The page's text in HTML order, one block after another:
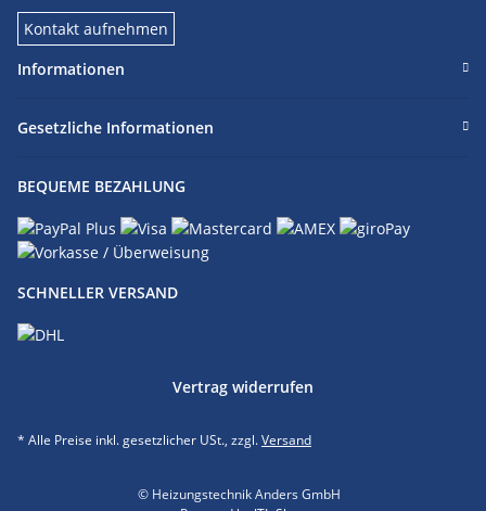
Kontakt aufnehmen
Informationen
Gesetzliche Informationen
BEQUEME BEZAHLUNG
SCHNELLER VERSAND
Vertrag widerrufen
* Alle Preise inkl. gesetzlicher USt., zzgl.Versand
© Heizungstechnik Anders GmbH